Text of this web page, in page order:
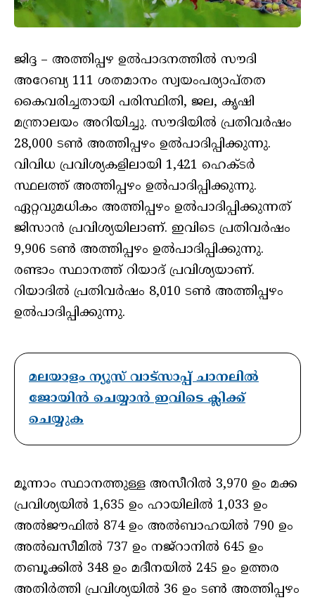
ജിദ്ദ – അത്തിപ്പഴ ഉല്‍പാദനത്തില്‍ സൗദി
അറേബ്യ 111 ശതമാനം സ്വയംപര്യാപ്തത
കൈവരിച്ചതായി പരിസ്ഥിതി, ജല, കൃഷി
മന്ത്രാലയം അറിയിച്ചു. സൗദിയില്‍ പ്രതിവര്‍ഷം
28,000 ടണ്‍ അത്തിപ്പഴം ഉല്‍പാദിപ്പിക്കുന്നു.
വിവിധ പ്രവിശ്യകളിലായി 1,421 ഹെക്ടര്‍
സ്ഥലത്ത് അത്തിപ്പഴം ഉല്‍പാദിപ്പിക്കുന്നു.
ഏറ്റവുമധികം അത്തിപ്പഴം ഉല്‍പാദിപ്പിക്കുന്നത്
ജിസാന്‍ പ്രവിശ്യയിലാണ്. ഇവിടെ പ്രതിവര്‍ഷം
9,906 ടണ്‍ അത്തിപ്പഴം ഉല്‍പാദിപ്പിക്കുന്നു.
രണ്ടാം സ്ഥാനത്ത് റിയാദ് പ്രവിശ്യയാണ്.
റിയാദില്‍ പ്രതിവര്‍ഷം 8,010 ടണ്‍ അത്തിപ്പഴം
ഉല്‍പാദിപ്പിക്കുന്നു.
മലയാളം ന്യൂസ് വാട്സാപ്പ് ചാനലിൽ
ജോയിൻ ചെയ്യാൻ ഇവിടെ ക്ലിക്ക്
ചെയ്യുക
മൂന്നാം സ്ഥാനത്തുള്ള അസീറില്‍ 3,970 ഉം മക്ക
പ്രവിശ്യയില്‍ 1,635 ഉം ഹായിലില്‍ 1,033 ഉം
അല്‍ജൗഫില്‍ 874 ഉം അല്‍ബാഹയില്‍ 790 ഉം
അല്‍ഖസീമില്‍ 737 ഉം നജ്‌റാനില്‍ 645 ഉം
തബൂക്കില്‍ 348 ഉം മദീനയില്‍ 245 ഉം ഉത്തര
അതിര്‍ത്തി പ്രവിശ്യയില്‍ 36 ഉം ടണ്‍ അത്തിപ്പഴം